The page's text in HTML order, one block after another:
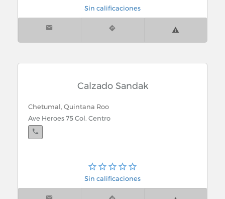
Centros Comerciales
Centros Culturales
Centros Nocturnos
Cercas de Alambre y Malla Ciclonica
Sin calificaciones
Calzado Sandak
Chetumal, Quintana Roo
Ave Heroes 75 Col. Centro
Sin calificaciones